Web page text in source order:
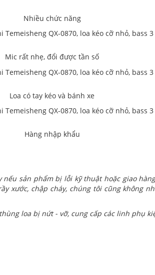
Nhiều chức năng
Mic rất nhẹ, đổi được tần số
Loa có tay kéo và bánh xe
Hàng nhập khẩu
sản phẩm bị lỗi kỹ thuật hoặc giao
xước, chập cháy, chúng tôi cũng không
loa bị nứt - vỡ, cung cấp các linh phụ